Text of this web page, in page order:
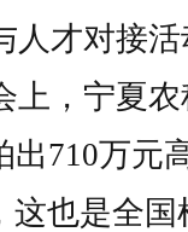
人才对接
上，宁夏
出710万元
这也是全国